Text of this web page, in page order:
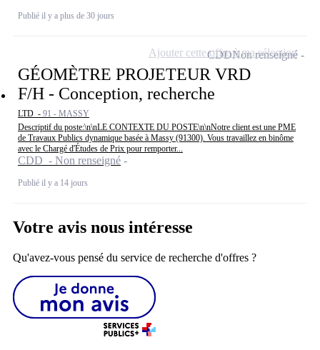
Publié il y a plus de 30 jours
GÉOMÈTRE PROJETEUR VRD
F/H - Conception, recherche
LTD - 91 - MASSY
Descriptif du poste:\n\nLE CONTEXTE DU POSTE\n\nNotre client est une PME
de Travaux Publics dynamique basée à Massy (91300). Vous travaillez en binôme
avec le Chargé d'Études de Prix pour remporter...
CDD - Non renseigné
Publié il y a 14 jours
CDDNon renseigné
Ajouter cette offre à ma sélection
Votre avis nous intéresse
Qu'avez-vous pensé du service de recherche d'offres ?